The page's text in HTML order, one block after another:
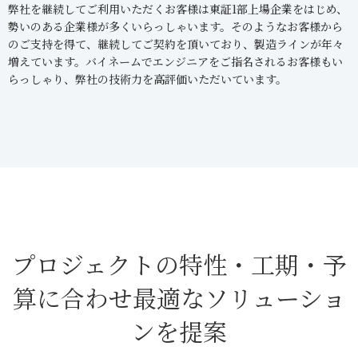
弊社を継続してご利用いただくお客様は東証1部上場企業をはじめ、
勢いのある企業様が多くいらっしゃいます。そのようなお客様から
のご支持を得て、継続してご契約を頂いており、製造ラインが年々
増えています。バイネームでエンジニアをご指名されるお客様もい
らっしゃり、弊社の技術力を高評価いただいています。
プロジェクトの特性・工期・予
算に合わせ最適なソリューショ
ンを提案